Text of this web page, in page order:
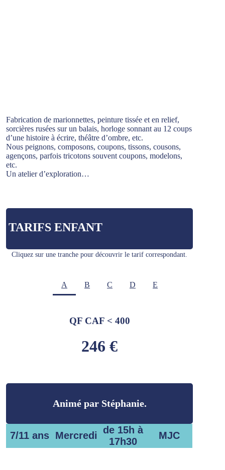
Fabrication de marionnettes, peinture tissée et en relief,
sorcières rusées sur un balais, horloge sonnant au 12 coups
d’une histoire à écrire, théâtre d’ombre, etc.
Nous peignons, composons, coupons, tissons, cousons,
agençons, parfois tricotons souvent coupons, modelons,
etc.
Un atelier d’exploration…
TARIFS ENFANT
Cliquez sur une tranche pour découvrir le tarif correspondant.
A B C D E
QF CAF < 400
246 €
Animé par Stéphanie.
7/11 ans Mercredi de 15h à
17h30
MJC